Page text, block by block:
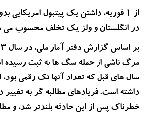
از 1 فوریه، داشتن یک پیتبول امریکایی
در انگلستان و ولز یک تخلف محسوب می
مرگ ناشی از حمله سگ ها به ثبت رسیده
سال های قبل که تعداد آنها تک رقمی
داشته است. فریادهای مطالبه گر به
خطرناک پس از این حادثه بلندتر شد، و